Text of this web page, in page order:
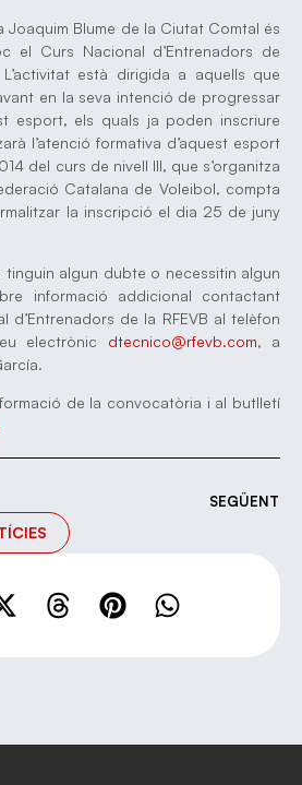
Joaquim Blume de la Ciutat Comtal és
el Curs Nacional d’Entrenadors de
L’activitat està dirigida a aquells que
en la seva intenció de progressar
esport, els quals ja poden inscriure
l’atenció formativa d’aquest esport
del curs de nivell III, que s’organitza
Catalana de Voleibol, compta
la inscripció el dia 25 de juny
tinguin algun dubte o necessitin algun
informació addicional contactant
d’Entrenadors de la RFEVB al telèfon
electrònic dtecnico@rfevb.com, a
de la convocatòria i al butlletí
SEGÜENT